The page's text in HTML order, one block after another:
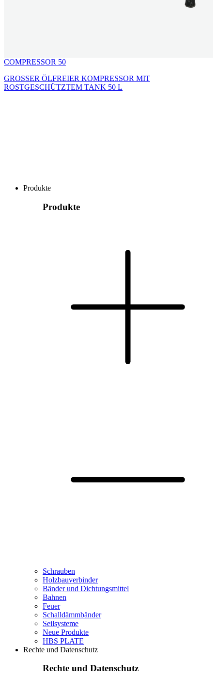
COMPRESSOR 50
GROSSER ÖLFREIER KOMPRESSOR MIT
ROSTGESCHÜTZTEM TANK 50 L
Produkte
Produkte
Schrauben
Holzbauverbinder
Bänder und Dichtungsmittel
Bahnen
Feuer
Schalldämmbänder
Seilsysteme
Neue Produkte
HBS PLATE
Rechte und Datenschutz
Rechte und Datenschutz